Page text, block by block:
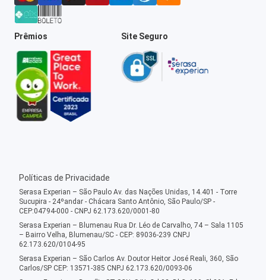
Prêmios Site Seguro
Políticas de Privacidade
Serasa Experian – São Paulo Av. das Nações Unidas, 14.401 - Torre
Sucupira - 24ºandar - Chácara Santo Antônio, São Paulo/SP -
CEP:04794-000 - CNPJ 62.173.620/0001-80
Serasa Experian – Blumenau Rua Dr. Léo de Carvalho, 74 – Sala 1105
– Bairro Velha, Blumenau/SC - CEP: 89036-239 CNPJ
62.173.620/0104-95
Serasa Experian – São Carlos Av. Doutor Heitor José Reali, 360, São
Carlos/SP CEP: 13571-385 CNPJ 62.173.620/0093-06